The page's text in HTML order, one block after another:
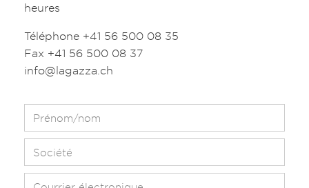
heures
Téléphone +41 56 500 08 35
Fax +41 56 500 08 37
info@lagazza.ch